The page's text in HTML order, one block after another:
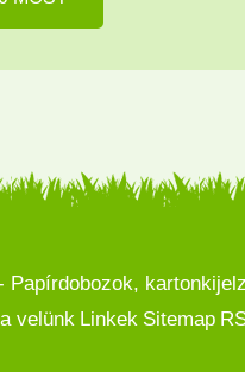
velünk Linkek Sitemap